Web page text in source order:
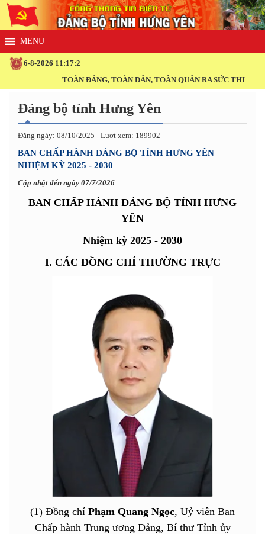
6-8-2026 11:17:3
TOÀN ĐẢNG, TOÀN DÂN, TOÀN QUÂN RA SỨC THI ĐUA
Đảng bộ tỉnh Hưng Yên
Đăng ngày: 08/10/2025 - Lượt xem: 189902
BAN CHẤP HÀNH ĐẢNG BỘ TỈNH HƯNG YÊN
NHIỆM KỲ 2025 - 2030
Cập nhật đến ngày 07/7/2026
BAN CHẤP HÀNH ĐẢNG BỘ TỈNH HƯNG
YÊN
Nhiệm kỳ 2025 - 2030
I. CÁC ĐỒNG CHÍ THƯỜNG TRỰC
(1) Đồng chí Phạm Quang Ngọc, Uỷ viên Ban
Chấp hành Trung ương Đảng, Bí thư Tỉnh ủy